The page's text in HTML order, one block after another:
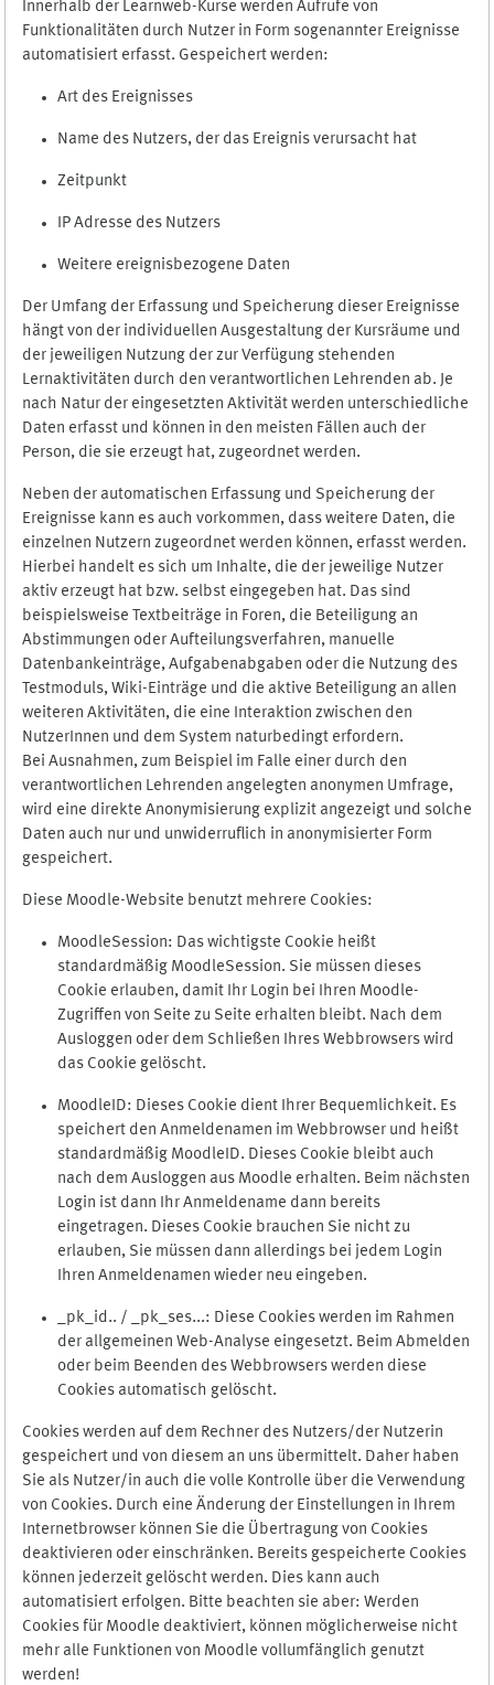
Innerhalb der Learnweb-Kurse werden Aufrufe von
Funktionalitäten durch Nutzer in Form sogenannter Ereignisse
automatisiert erfasst. Gespeichert werden:
Art des Ereignisses
Name des Nutzers, der das Ereignis verursacht hat
Zeitpunkt
IP Adresse des Nutzers
Weitere ereignisbezogene Daten
Der Umfang der Erfassung und Speicherung dieser Ereignisse
hängt von der individuellen Ausgestaltung der Kursräume und
der jeweiligen Nutzung der zur Verfügung stehenden
Lernaktivitäten durch den verantwortlichen Lehrenden ab. Je
nach Natur der eingesetzten Aktivität werden unterschiedliche
Daten erfasst und können in den meisten Fällen auch der
Person, die sie erzeugt hat, zugeordnet werden.
Neben der automatischen Erfassung und Speicherung der
Ereignisse kann es auch vorkommen, dass weitere Daten, die
einzelnen Nutzern zugeordnet werden können, erfasst werden.
Hierbei handelt es sich um Inhalte, die der jeweilige Nutzer
aktiv erzeugt hat bzw. selbst eingegeben hat. Das sind
beispielsweise Textbeiträge in Foren, die Beteiligung an
Abstimmungen oder Aufteilungsverfahren, manuelle
Datenbankeinträge, Aufgabenabgaben oder die Nutzung des
Testmoduls, Wiki-Einträge und die aktive Beteiligung an allen
weiteren Aktivitäten, die eine Interaktion zwischen den
NutzerInnen und dem System naturbedingt erfordern.
Bei Ausnahmen, zum Beispiel im Falle einer durch den
verantwortlichen Lehrenden angelegten anonymen Umfrage,
wird eine direkte Anonymisierung explizit angezeigt und solche
Daten auch nur und unwiderruflich in anonymisierter Form
gespeichert.
Diese Moodle-Website benutzt mehrere Cookies:
MoodleSession: Das wichtigste Cookie heißt
standardmäßig MoodleSession. Sie müssen dieses
Cookie erlauben, damit Ihr Login bei Ihren Moodle-
Zugriffen von Seite zu Seite erhalten bleibt. Nach dem
Ausloggen oder dem Schließen Ihres Webbrowsers wird
das Cookie gelöscht.
MoodleID: Dieses Cookie dient Ihrer Bequemlichkeit. Es
speichert den Anmeldenamen im Webbrowser und heißt
standardmäßig MoodleID. Dieses Cookie bleibt auch
nach dem Ausloggen aus Moodle erhalten. Beim nächsten
Login ist dann Ihr Anmeldename dann bereits
eingetragen. Dieses Cookie brauchen Sie nicht zu
erlauben, Sie müssen dann allerdings bei jedem Login
Ihren Anmeldenamen wieder neu eingeben.
_pk_id.. / _pk_ses...: Diese Cookies werden im Rahmen
der allgemeinen Web-Analyse eingesetzt. Beim Abmelden
oder beim Beenden des Webbrowsers werden diese
Cookies automatisch gelöscht.
Cookies werden auf dem Rechner des Nutzers/der Nutzerin
gespeichert und von diesem an uns übermittelt. Daher haben
Sie als Nutzer/in auch die volle Kontrolle über die Verwendung
von Cookies. Durch eine Änderung der Einstellungen in Ihrem
Internetbrowser können Sie die Übertragung von Cookies
deaktivieren oder einschränken. Bereits gespeicherte Cookies
können jederzeit gelöscht werden. Dies kann auch
automatisiert erfolgen. Bitte beachten sie aber: Werden
Cookies für Moodle deaktiviert, können möglicherweise nicht
mehr alle Funktionen von Moodle vollumfänglich genutzt
werden!